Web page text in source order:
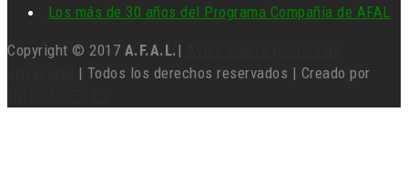
Los más de 30 años del Programa Compañía de AFAL
Copyright © 2017 A.F.A.L.|
| Todos los derechos reservados | Creado por